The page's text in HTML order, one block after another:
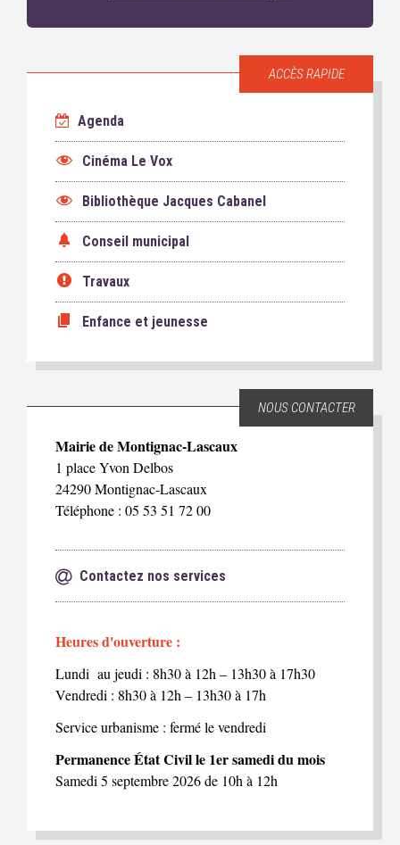
ACCÈS RAPIDE
Agenda
Cinéma Le Vox
Bibliothèque Jacques Cabanel
Conseil municipal
Travaux
Enfance et jeunesse
NOUS CONTACTER
Mairie de Montignac-Lascaux
1 place Yvon Delbos
24290 Montignac-Lascaux
Téléphone : 05 53 51 72 00
Contactez nos services
Heures d'ouverture :
Lundi au jeudi : 8h30 à 12h – 13h30 à 17h30
Vendredi : 8h30 à 12h – 13h30 à 17h
Service urbanisme : fermé le vendredi
Permanence État Civil le 1er samedi du mois
Samedi 5 septembre 2026 de 10h à 12h